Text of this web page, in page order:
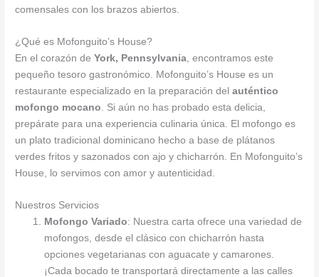
comensales con los brazos abiertos.
¿Qué es Mofonguito’s House?
En el corazón deYork, Pennsylvania , encontramos este
pequeño tesoro gastronómico. Mofonguito’s House es un
restaurante especializado en la preparación delauténtico
mofongo mocano . Si aún no has probado esta delicia,
prepárate para una experiencia culinaria única. El mofongo es
un plato tradicional dominicano hecho a base de plátanos
verdes fritos y sazonados con ajo y chicharrón. En Mofonguito’s
House, lo servimos con amor y autenticidad.
Nuestros Servicios
Mofongo Variado: Nuestra carta ofrece una variedad de
mofongos, desde el clásico con chicharrón hasta
opciones vegetarianas con aguacate y camarones.
¡Cada bocado te transportará directamente a las calles